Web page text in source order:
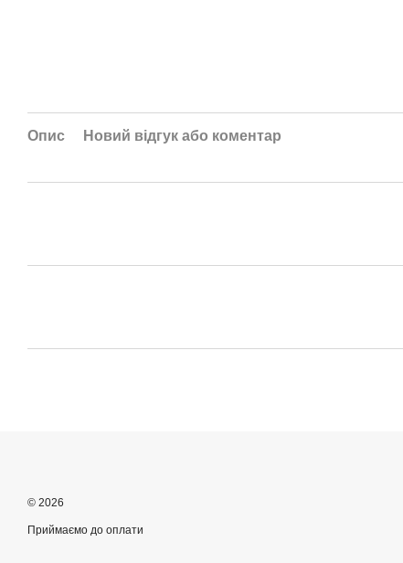
Опис Новий відгук або коментар
© 2026
Приймаємо до оплати